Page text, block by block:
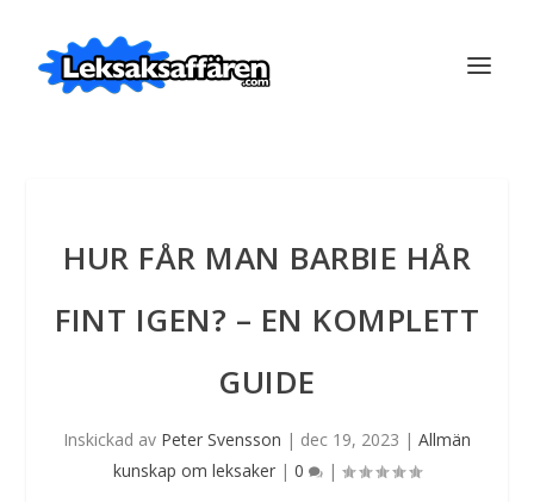
HUR FÅR MAN BARBIE HÅR
FINT IGEN? – EN KOMPLETT
GUIDE
Inskickad av Peter Svensson | dec 19, 2023 | Allmän
kunskap om leksaker | 0 |